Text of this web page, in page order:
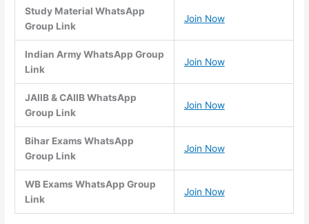
Study Material WhatsApp
Group Link
Join Now
Indian Army WhatsApp Group
Link
Join Now
JAIIB & CAIIB WhatsApp
Group Link
Join Now
Bihar Exams WhatsApp
Group Link
Join Now
WB Exams WhatsApp Group
Link
Join Now